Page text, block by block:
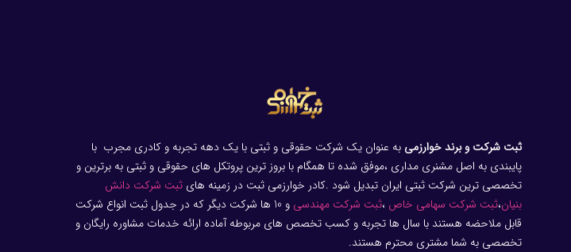
ثبت شرکت و برند خوارزمی به عنوان یک شرکت حقوقی و ثبتی با یک دهه تجربه و کادری مجرب با
پایبندی به اصل مشنری مداری ،موفق شده تا همگام با بروز ترین پروتکل های حقوقی و ثبتی به برترین و
تخصصی ترین شرکت ثبتی ایران تبدیل شود .کادر خوارزمی ثبت در زمینه های ثبت شرکت دانش
بنیان،ثبت شرکت سهامی خاص ،ثبت شرکت مهندسی
و 10 ها شرکت دیگر که در جدول ثبت انواع شرکت
قابل ملاحضه هستند با سال ها تجربه و کسب تخصص های مربوطه آماده ارائه خدمات مشاوره رایگان و
تخصصی به شما مشتری محترم هستند.